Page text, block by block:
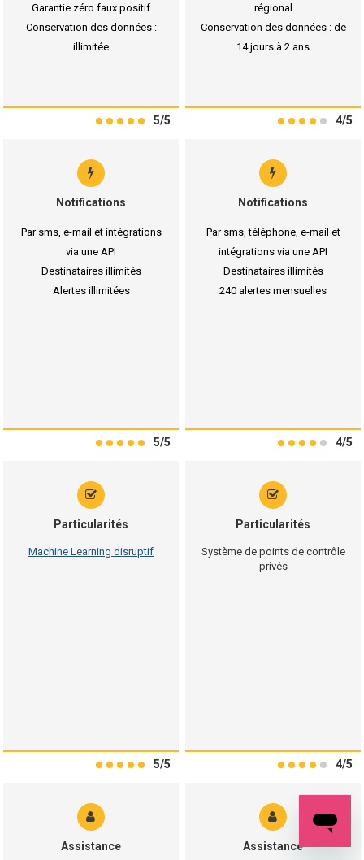
Garantie zéro faux positif
Conservation des données :
illimitée
5/5
régional
Conservation des données : de
14 jours à 2 ans
4/5
Notifications
Par sms, e-mail et intégrations
via une API
Destinataires illimités
Alertes illimitées
5/5
Notifications
Par sms, téléphone, e-mail et
intégrations via une API
Destinataires illimités
240 alertes mensuelles
4/5
Particularités
Machine Learning disruptif
5/5
Particularités
Système de points de contrôle
privés
4/5
Assistance Assistance